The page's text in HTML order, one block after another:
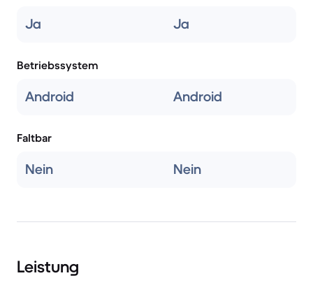
Ja Ja
Betriebssystem
Android Android
Faltbar
Nein Nein
Leistung